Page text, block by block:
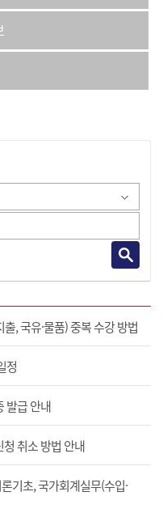
, 국유·물품) 중복 수강 방법
정
발급 안내
취소 방법 안내
기초, 국가회계실무(수입·